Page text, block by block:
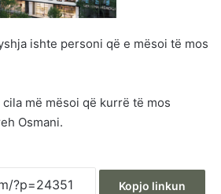
ishte personi që e mësoi të mos
më mësoi që kurrë të mos
Osmani.
Kopjo linkun